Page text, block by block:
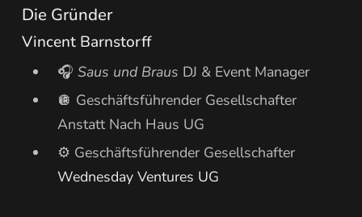
Die Gründer
Vincent Barnstorff
🎧 Saus und Braus DJ & Event Manager
🪩 Geschäftsführender Gesellschafter
Anstatt Nach Haus UG
⚙️ Geschäftsführender Gesellschafter
Wednesday Ventures UG